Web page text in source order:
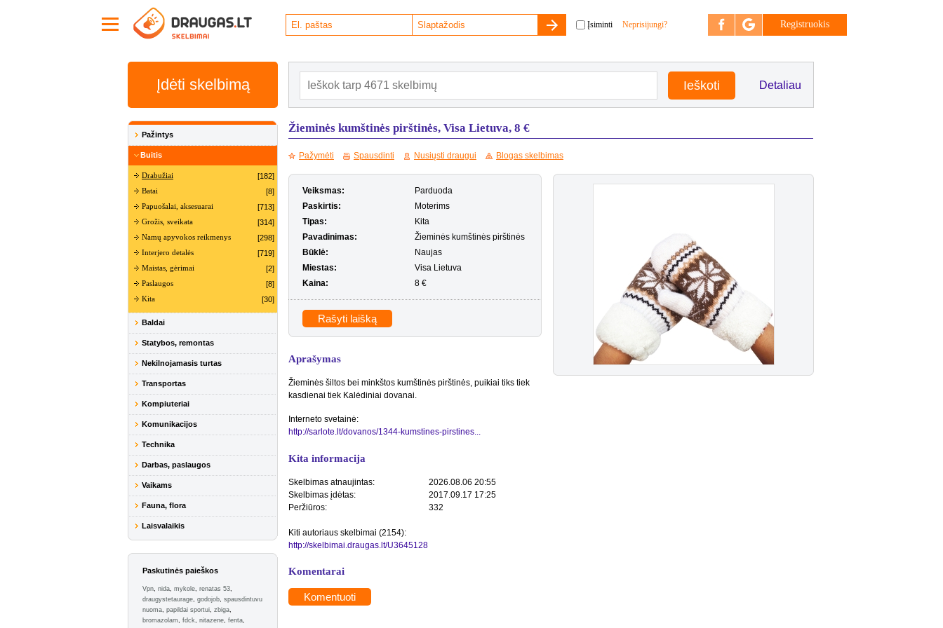
Įsiminti Neprisijungi? Registruokis
Įdėti skelbimą Detaliau
Pažintys
Buitis
Drabužiai [182]
Batai [8]
Papuošalai, aksesuarai [713]
Grožis, sveikata [314]
Namų apyvokos reikmenys [298]
Interjero detalės [719]
Maistas, gėrimai [2]
Paslaugos [8]
Kita [30]
Baldai
Statybos, remontas
Nekilnojamasis turtas
Transportas
Kompiuteriai
Komunikacijos
Technika
Darbas, paslaugos
Vaikams
Fauna, flora
Laisvalaikis
Paskutinės paieškos
Vpn, nida, mykole, renatas 53,
draugystetaurage, godojob, spausdintuvu
nuoma, papildai sportui, zbiga,
bromazolam, fdck, nitazene, fenta,
Žieminės kumštinės pirštinės, Visa Lietuva, 8 €
Pažymėti Spausdinti Nusiųsti draugui Blogas skelbimas
Veiksmas:
Parduoda
Paskirtis:
Moterims
Tipas:
Kita
Pavadinimas:
Žieminės kumštinės pirštinės
Būklė:
Naujas
Miestas:
Visa Lietuva
Kaina:
8 €
Rašyti laišką
Aprašymas
Žieminės šiltos bei minkštos kumštinės pirštinės, puikiai tiks tiek
kasdienai tiek Kalėdiniai dovanai.
Interneto svetainė:
http://sarlote.lt/dovanos/1344-kumstines-pirstines...
Kita informacija
Skelbimas atnaujintas:
2026.08.06 20:55
Skelbimas įdėtas:
2017.09.17 17:25
Peržiūros:
332
Kiti autoriaus skelbimai (2154):
http://skelbimai.draugas.lt/U3645128
Komentarai
Komentuoti